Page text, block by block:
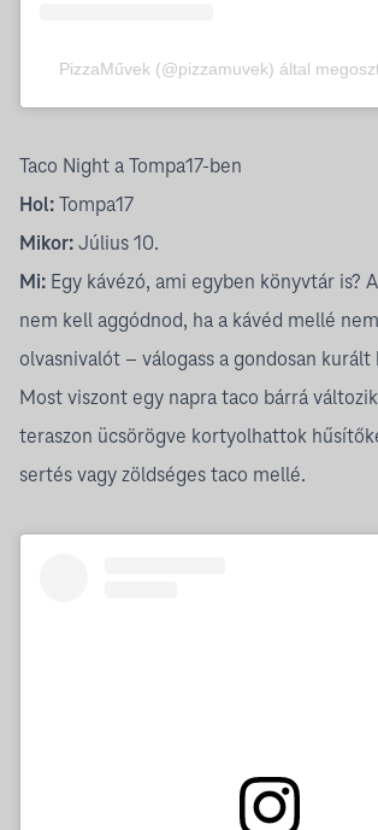
PizzaMűvek (@pizzamuvek) által
Taco Night a Tompa17-ben
Hol: Tompa17
Mikor: Július 10.
Mi: Egy kávézó, ami egyben könyvtár is?
nem kell aggódnod, ha a kávéd mellé
olvasnivalót – válogass a gondosan
Most viszont egy napra taco bárrá
teraszon ücsörögve kortyolhattok
sertés vagy zöldséges taco mellé.